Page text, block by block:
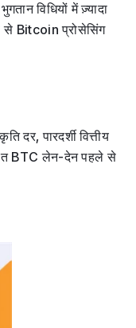
विधियों में ज़्यादा
से Bitcoin प्रोसेसिंग
दर, पारदर्शी वित्तीय
BTC लेन-देन पहले से